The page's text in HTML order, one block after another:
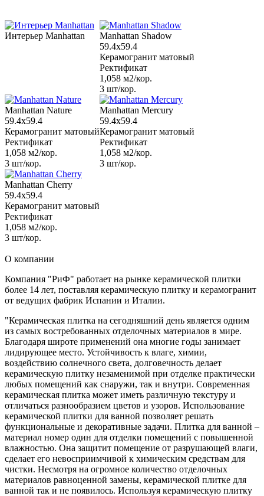
Интерьер Manhattan
Manhattan Shadow
59.4x59.4
Керамогранит матовый
Ректификат
1,058 м2/кор.
3 шт/кор.
Manhattan Nature
59.4x59.4
Керамогранит матовый
Ректификат
1,058 м2/кор.
3 шт/кор.
Manhattan Mercury
59.4x59.4
Керамогранит матовый
Ректификат
1,058 м2/кор.
3 шт/кор.
Manhattan Cherry
59.4x59.4
Керамогранит матовый
Ректификат
1,058 м2/кор.
3 шт/кор.
О компании
Компания "РиФ" работает на рынке керамической плитки
более 14 лет, поставляя керамическую плитку и керамогранит
от ведущих фабрик Испании и Италии.
"Керамическая плитка на сегодняшний день является одним
из самых востребованных отделочных материалов в мире.
Благодаря широте применений она многие годы занимает
лидирующее место. Устойчивость к влаге, химии,
воздействию солнечного света, долговечность делает
керамическую плитку незаменимой при отделке практически
любых помещений как снаружи, так и внутри. Современная
керамическая плитка может иметь различную текстуру и
отличаться разнообразием цветов и узоров. Использование
керамической плитки для ванной позволяет решать
функциональные и декоративные задачи. Плитка для ванной –
материал номер один для отделки помещений с повышенной
влажностью. Она защитит помещение от разрушающей влаги,
сделает его невосприимчивой к химическим средствам для
чистки. Несмотря на огромное количество отделочных
материалов равноценной замены, керамической плитке для
ванной так и не появилось. Используя керамическую плитку